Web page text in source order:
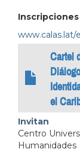
www.calas.lat/
Cartel
el
Invitan
Centro
Humanidades